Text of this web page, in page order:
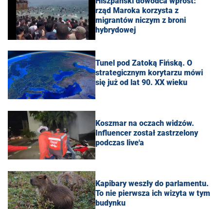
rząd Maroka korzysta z
migrantów niczym z broni
hybrydowej
Tunel pod Zatoką Fińską. O
strategicznym korytarzu mówi
się już od lat 90. XX wieku
Koszmar na oczach widzów.
Influencer został zastrzelony
podczas live'a
Kapibary weszły do parlamentu.
To nie pierwsza ich wizyta w tym
budynku